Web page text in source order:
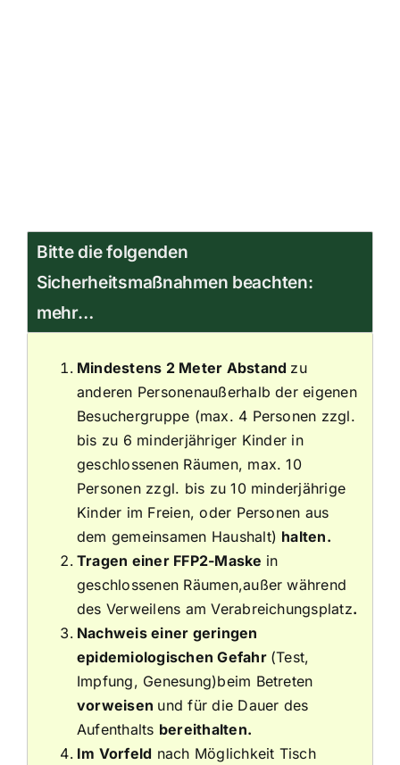
Bitte die folgenden
Sicherheitsmaßnahmen beachten:
mehr…
Mindestens 2 Meter Abstand zu
anderen Personenaußerhalb der eigenen
Besuchergruppe (max. 4 Personen zzgl.
bis zu 6 minderjähriger Kinder in
geschlossenen Räumen, max. 10
Personen zzgl. bis zu 10 minderjährige
Kinder im Freien, oder Personen aus
dem gemeinsamen Haushalt) halten.
Tragen einer FFP2-Maske in
geschlossenen Räumen,außer während
des Verweilens am Verabreichungsplatz.
Nachweis einer geringen
epidemiologischen Gefahr (Test,
Impfung, Genesung)beim Betreten
vorweisen und für die Dauer des
Aufenthalts bereithalten.
Im Vorfeld nach Möglichkeit Tisch